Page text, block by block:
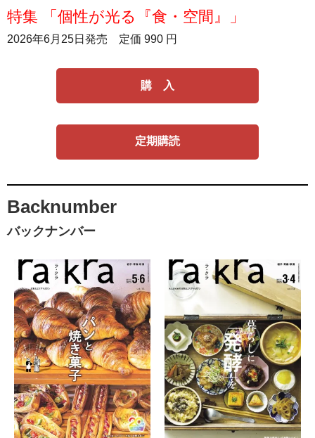
特集 「個性が光る『食・空間』」
2026年6月25日発売 定価 990 円
購 入
定期購読
Backnumber
バックナンバー